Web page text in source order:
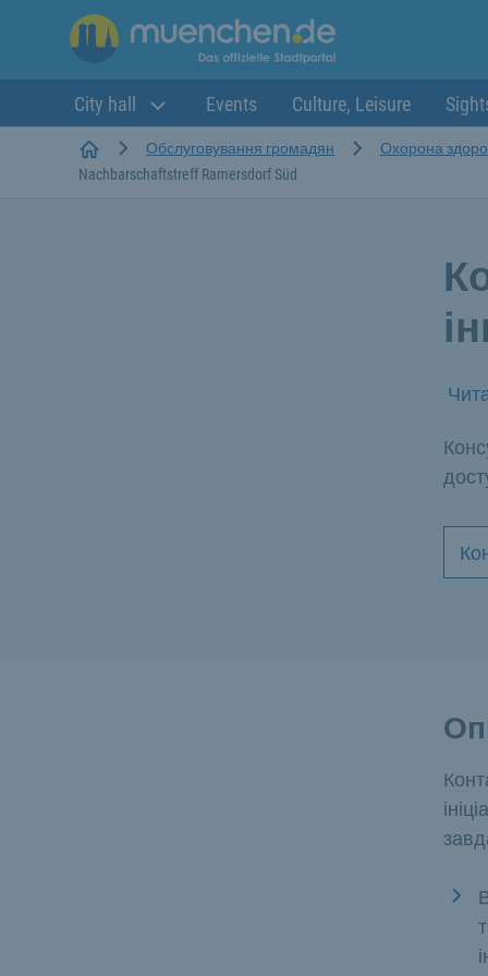
City hall Events Culture, Leisure
StartseiteОбслуговування громадян Охорона
Nachbarschaftstreff Ramersdorf Süd